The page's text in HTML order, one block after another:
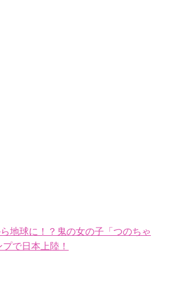
地球に！？鬼の女の子「つのちゃ
で日本上陸！